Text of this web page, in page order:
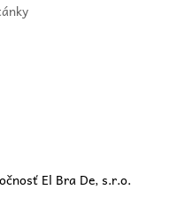
El Bra De, s.r.o.